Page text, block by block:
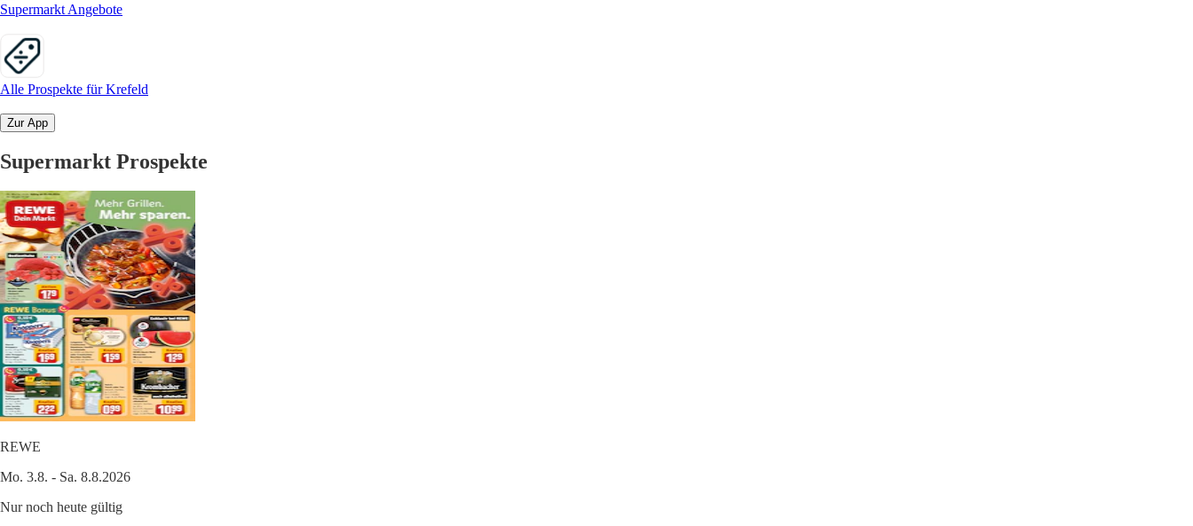
Supermarkt Angebote
Alle Prospekte für Krefeld
Zur App
Supermarkt Prospekte
REWE
Mo. 3.8. - Sa. 8.8.2026
Nur noch heute gültig